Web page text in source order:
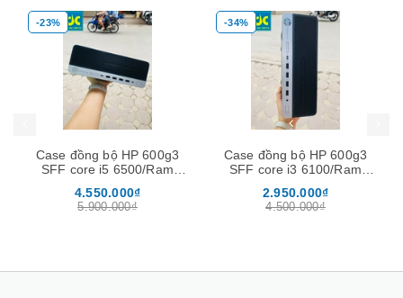
-23%
Case đồng bộ HP 600g3
SFF core i5 6500/Ram
500GB
4.550.000₫
5.900.000₫
-34%
Case đồng bộ HP 600g3
SFF core i3 6100/Ram
500GB
2.950.000₫
4.500.000₫